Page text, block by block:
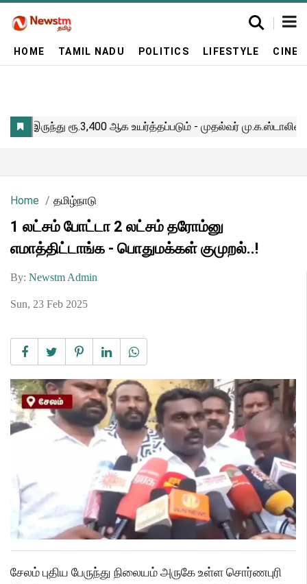
HOME TAMIL NADU POLITICS LIFESTYLE
Home தமிழ்நாடு
1 லட்சம் போட்டா 2 லட்சம் தரோம்னு
எமாத்திட்டாங்க - பொதுமக்கள் குமுறல்..!
By: Newstm Admin
Sun, 23 Feb 2025
சேலம் புதிய பேருந்து நிலையம் அருகே உள்ள சொர்ணபுரி